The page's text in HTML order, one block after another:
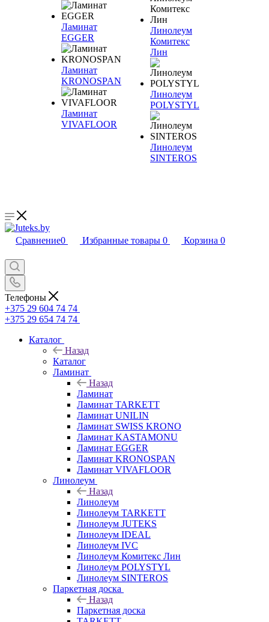
Ламинат
EGGER
Ламинат
KRONOSPAN
Ламинат
VIVAFLOOR
Линолеум
Комитекс
Лин
Линолеум
POLYSTYL
Линолеум
SINTEROS
Сравнение0 Избранные товары 0 Корзина 0
Телефоны
+375 29 604 74 74
+375 29 654 74 74
Каталог
Назад
Каталог
Ламинат
Назад
Ламинат
Ламинат TARKETT
Ламинат UNILIN
Ламинат SWISS KRONO
Ламинат KASTAMONU
Ламинат EGGER
Ламинат KRONOSPAN
Ламинат VIVAFLOOR
Линолеум
Назад
Линолеум
Линолеум TARKETT
Линолеум JUTEKS
Линолеум IDEAL
Линолеум IVC
Линолеум Комитекс Лин
Линолеум POLYSTYL
Линолеум SINTEROS
Паркетная доска
Назад
Паркетная доска